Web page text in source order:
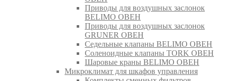
Приводы для воздушных заслонок
BELIMO ОВЕН
Приводы для воздушных заслонок
GRUNER ОВЕН
Седельные клапаны BELIMO ОВЕН
Соленоидные клапаны TORK ОВЕН
Шаровые краны BELIMO ОВЕН
Микроклимат для шкафов управления